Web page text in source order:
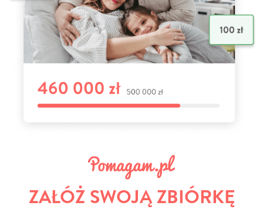
ZAŁÓŻ SWOJĄ ZBIÓRKĘ